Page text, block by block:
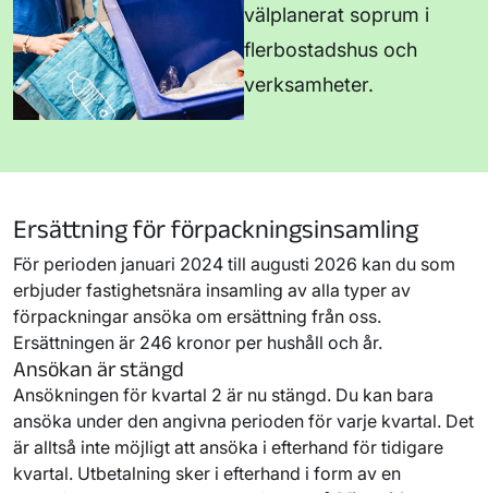
sorterar du matavfall, pappersförpackningar,
ofärgade och färgade glasförpackningar. Det
ingår även en elektronikbehållare för batterier,
ljuskällor och småelektronik.
välplanerat soprum i
flerbostadshus och
verksamheter.
Ersättning för förpackningsinsamling
För perioden januari 2024 till augusti 2026 kan du som
erbjuder fastighetsnära insamling av alla typer av
förpackningar ansöka om ersättning från oss.
Ersättningen är 246 kronor per hushåll och år.
Ansökan är stängd
Ansökningen för kvartal 2 är nu stängd. Du kan bara
ansöka under den angivna perioden för varje kvartal. Det
är alltså inte möjligt att ansöka i efterhand för tidigare
kvartal. Utbetalning sker i efterhand i form av en